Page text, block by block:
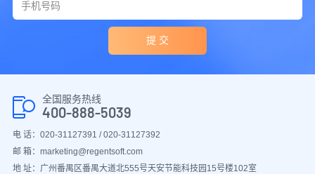
提 交
全国服务热线
400-888-5039
电 话：020-31127391 / 020-31127392
邮 箱：marketing@regentsoft.com
地 址：广州番禺区番禺大道北555号天安节能科技园15号楼102室